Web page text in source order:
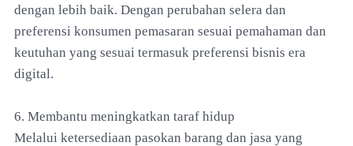
dengan lebih baik. Dengan perubahan selera dan
preferensi konsumen pemasaran sesuai pemahaman dan
keutuhan yang sesuai termasuk preferensi bisnis era
digital.
6. Membantu meningkatkan taraf hidup
Melalui ketersediaan pasokan barang dan jasa yang